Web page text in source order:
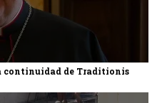
continuidad de Traditionis